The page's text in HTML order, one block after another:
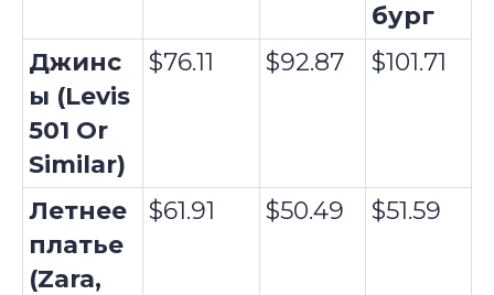
бург
Джинс
ы (Levis
501 Or
Similar)
$76.11 $92.87 $101.71
Летнее
платье
(Zara,
$61.91 $50.49 $51.59